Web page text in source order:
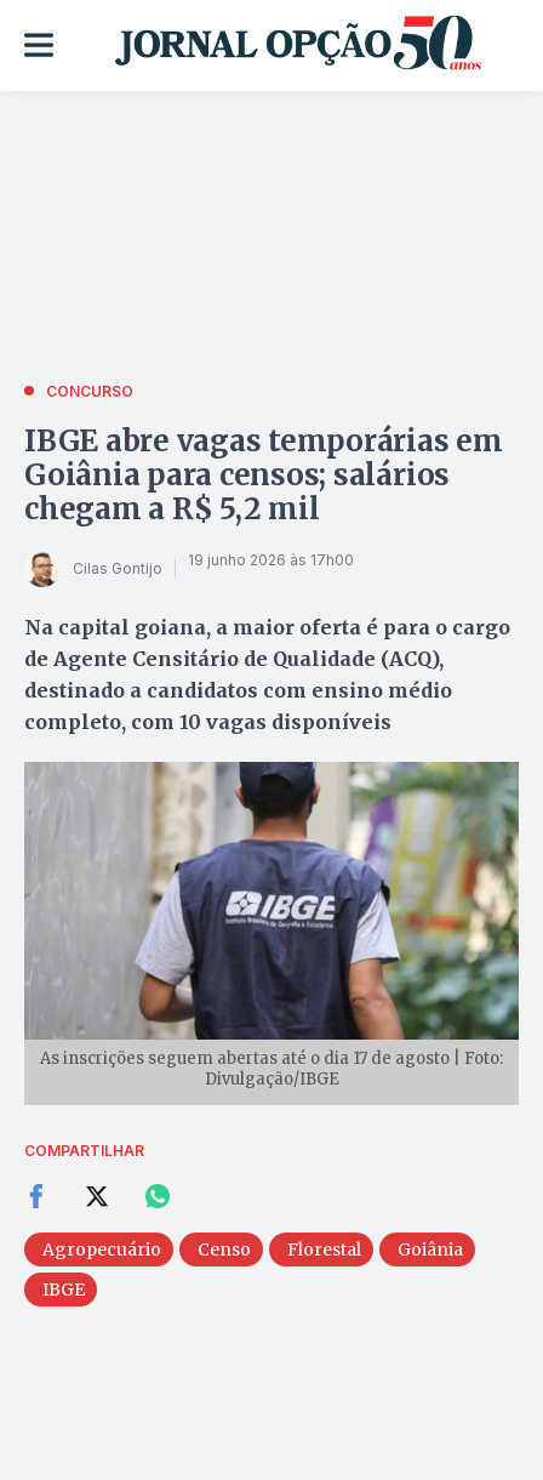
CONCURSO
IBGE abre vagas temporárias em
Goiânia para censos; salários
chegam a R$ 5,2 mil
Cilas Gontijo 19 junho 2026 às 17h00
Na capital goiana, a maior oferta é para o cargo
de Agente Censitário de Qualidade (ACQ),
destinado a candidatos com ensino médio
completo, com 10 vagas disponíveis
As inscrições seguem abertas até o dia 17 de agosto | Foto:
Divulgação/IBGE
COMPARTILHAR
Agropecuário Censo Florestal
Goiânia
IBGE